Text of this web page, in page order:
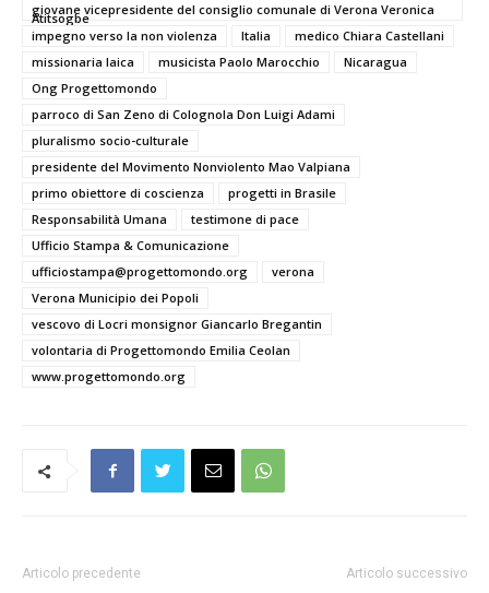
giovane vicepresidente del consiglio comunale di Verona Veronica
Atitsogbe
impegno verso la non violenza
Italia
medico Chiara Castellani
missionaria laica
musicista Paolo Marocchio
Nicaragua
Ong Progettomondo
parroco di San Zeno di Colognola Don Luigi Adami
pluralismo socio-culturale
presidente del Movimento Nonviolento Mao Valpiana
primo obiettore di coscienza
progetti in Brasile
Responsabilità Umana
testimone di pace
Ufficio Stampa & Comunicazione
ufficiostampa@progettomondo.org
verona
Verona Municipio dei Popoli
vescovo di Locri monsignor Giancarlo Bregantin
volontaria di Progettomondo Emilia Ceolan
www.progettomondo.org
Articolo precedente Articolo successivo